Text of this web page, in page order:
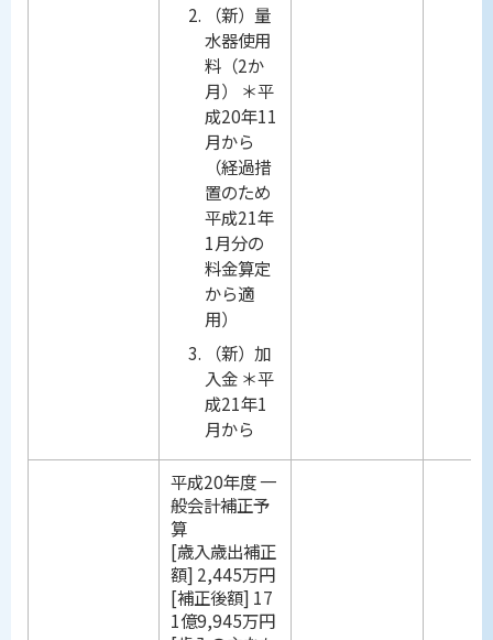
（新）量
水器使用
料（2か
月） ＊平
成20年11
月から
（経過措
置のため
平成21年
1月分の
料金算定
から適
用）
（新）加
入金 ＊平
成21年1
月から
平成20年度 一
般会計補正予
算
[歳入歳出補正
額] 2,445万円
[補正後額] 17
1億9,945万円